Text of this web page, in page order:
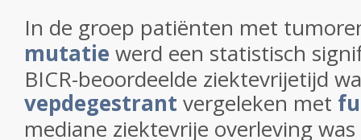
In de groep patiënten met
mutatie werd een statistisch
BICR-beoordeelde ziektevrijetijd
vepdegestrant vergeleken met
mediane ziektevrije overleving